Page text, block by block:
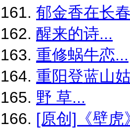
郁金香在长
醒来的诗...
重修蜗牛恋...
重阳登蓝山
野 草...
[原创]《壁虎